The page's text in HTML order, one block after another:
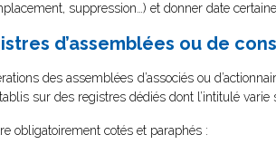
suppression…) et donner date
d’assemblées ou de
des assemblées d’associés ou
sur des registres dédiés dont l’intitulé
obligatoirement cotés et paraphés :